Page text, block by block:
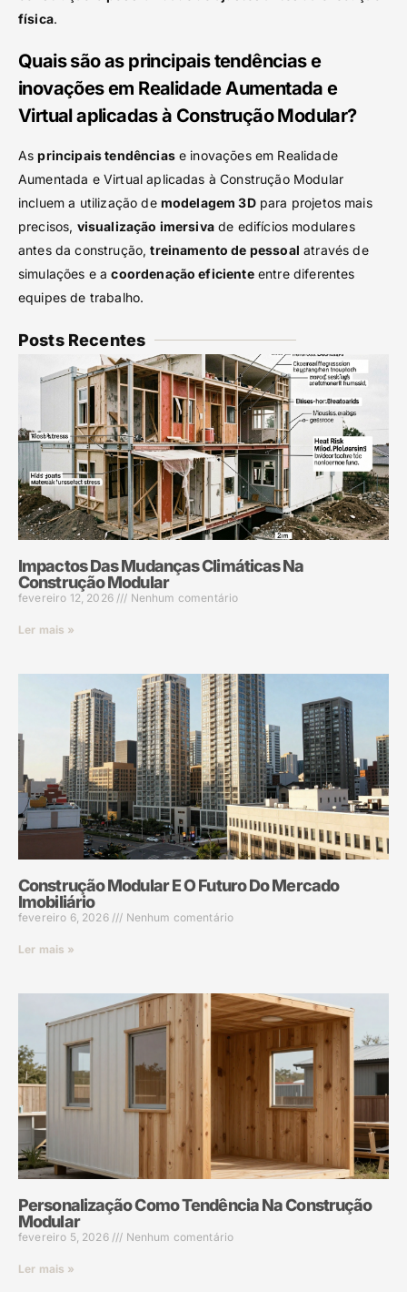
física.
Quais são as principais tendências e
inovações em Realidade Aumentada e
Virtual aplicadas à Construção Modular?
Asprincipais tendênciase inovações em Realidade
Aumentada e Virtual aplicadas à Construção Modular
incluem a utilização de modelagem 3Dpara projetos mais
precisos, visualização imersivade edifícios modulares
antes da construção,treinamento de pessoal através de
simulações e acoordenação eficienteentre diferentes
equipes de trabalho.
Posts Recentes
Impactos Das Mudanças Climáticas Na
Construção Modular
fevereiro 12, 2026 Nenhum comentário
Ler mais »
Construção Modular E O Futuro Do Mercado
Imobiliário
fevereiro 6, 2026 Nenhum comentário
Ler mais »
Personalização Como Tendência Na Construção
Modular
fevereiro 5, 2026 Nenhum comentário
Ler mais »